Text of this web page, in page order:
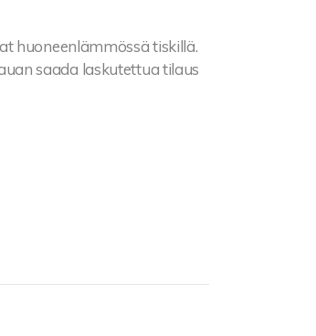
huoneenlämmössä tiskillä.
saada laskutettua tilaus